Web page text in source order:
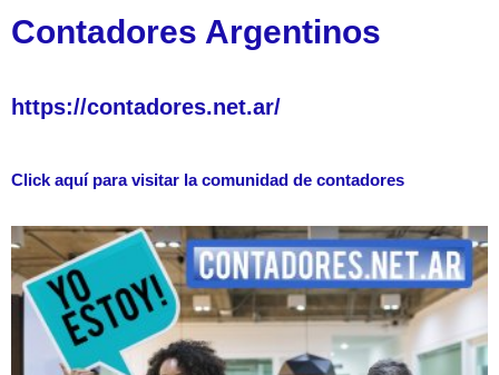
Contadores Argentinos
https://contadores.net.ar/
Click aquí para visitar la comunidad de contadores